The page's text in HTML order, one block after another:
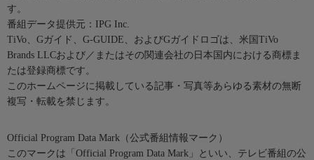
す。
番組データ提供元：IPG Inc.
TiVo、Gガイド、G-GUIDE、およびGガイドロゴは、米国TiVo
Brands LLCおよび／またはその関連会社の日本国内における商標ま
たは登録商標です。
このホームページに掲載している記事・写真等あらゆる素材の無断
複写・転載を禁じます。
Official Program Data Mark（公式番組情報マーク）
このマークは「Official Program Data Mark」といい、テレビ番組の公